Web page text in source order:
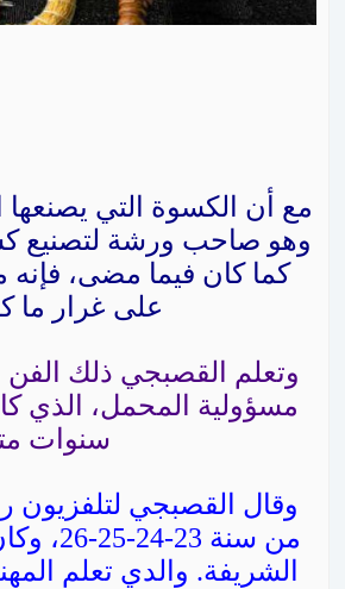
مع أن الكسوة التي
وهو صاحب ورشة لتصنيع
كما كان فيما مضى،
على غرار ما
وتعلم القصبجي ذلك
مسؤولية المحمل، الذي
سنوات متصلة من
وقال القصبجي لتلفزيون
من
الشريفة. والدي تعلم